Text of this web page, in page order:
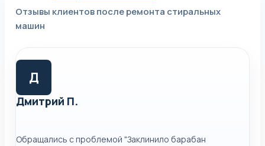
Отзывы клиентов после ремонта стиральных
машин
Д
Дмитрий П.
Обращались с проблемой "Заклинило барабан